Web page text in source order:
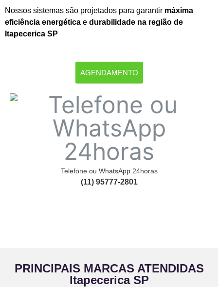
Nossos sistemas são projetados para garantir máxima
eficiência energética e durabilidade na região de
Itapecerica SP
AGENDAMENTO
Telefone ou WhatsApp 24horas
(11) 95777-2801
PRINCIPAIS MARCAS ATENDIDAS
Itapecerica SP